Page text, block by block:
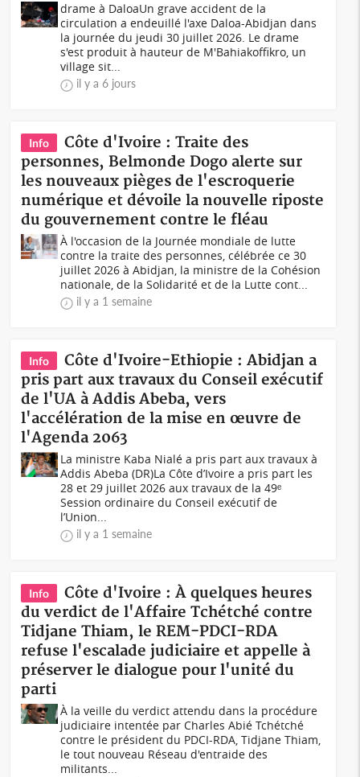
drame à DaloaUn grave accident de la
circulation a endeuillé l'axe Daloa-Abidjan dans
la journée du jeudi 30 juillet 2026. Le drame
s'est produit à hauteur de M'Bahiakoffikro, un
village sit...
il y a 6 jours
Info
Côte d'Ivoire : Traite des
personnes, Belmonde Dogo alerte sur
les nouveaux pièges de l'escroquerie
numérique et dévoile la nouvelle riposte
du gouvernement contre le fléau
À l'occasion de la Journée mondiale de lutte
contre la traite des personnes, célébrée ce 30
juillet 2026 à Abidjan, la ministre de la Cohésion
nationale, de la Solidarité et de la Lutte cont...
il y a 1 semaine
Info
Côte d'Ivoire-Ethiopie : Abidjan a
pris part aux travaux du Conseil exécutif
de l'UA à Addis Abeba, vers
l'accélération de la mise en œuvre de
l'Agenda 2063
La ministre Kaba Nialé a pris part aux travaux à
Addis Abeba (DR)La Côte d’Ivoire a pris part les
28 et 29 juillet 2026 aux travaux de la 49ᵉ
Session ordinaire du Conseil exécutif de
l’Union...
il y a 1 semaine
Info
Côte d'Ivoire : À quelques heures
du verdict de l'Affaire Tchétché contre
Tidjane Thiam, le REM-PDCI-RDA
refuse l'escalade judiciaire et appelle à
préserver le dialogue pour l'unité du
parti
À la veille du verdict attendu dans la procédure
judiciaire intentée par Charles Abié Tchétché
contre le président du PDCI-RDA, Tidjane Thiam,
le tout nouveau Réseau d'entraide des
militants...